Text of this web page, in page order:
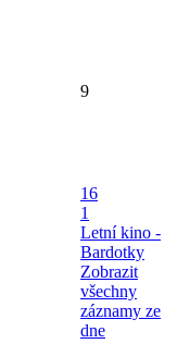
9
16
1
Letní kino -
Bardotky
Zobrazit
všechny
záznamy ze
dne